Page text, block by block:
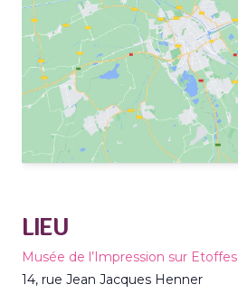
LIEU
Musée de l’Impression sur
14, rue Jean Jacques Henner